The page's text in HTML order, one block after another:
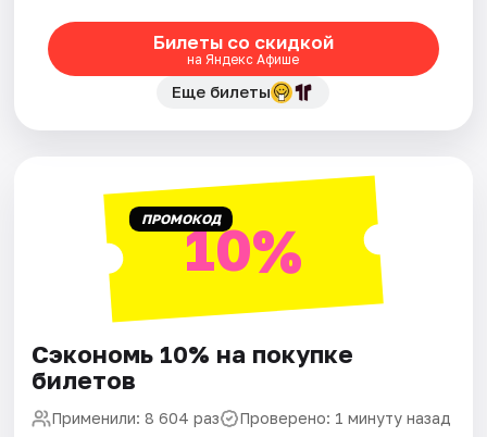
Билеты со скидкой
на Яндекс Афише
Еще билеты
ПРОМОКОД10%
Сэкономь 10% на покупке
билетов
Применили: 8 604 раз Проверено: 1 минуту назад